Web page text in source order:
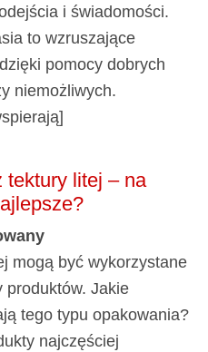
i świadomości.
to wzruszające
pomocy dobrych
niemożliwych.
tektury litej – na
mogą być wykorzystane
produktów. Jakie
tego typu opakowania?
najczęściej